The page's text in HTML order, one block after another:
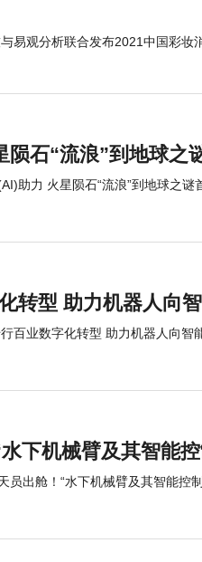
易观分析联合发布2021中国彩妆
陨石“流浪”到地球之
助力 火星陨石“流浪”到地球之谜
转型 助力机器人向
百业数字化转型 助力机器人向智
下机械臂及其智能
员出舱！“水下机械臂及其智能控